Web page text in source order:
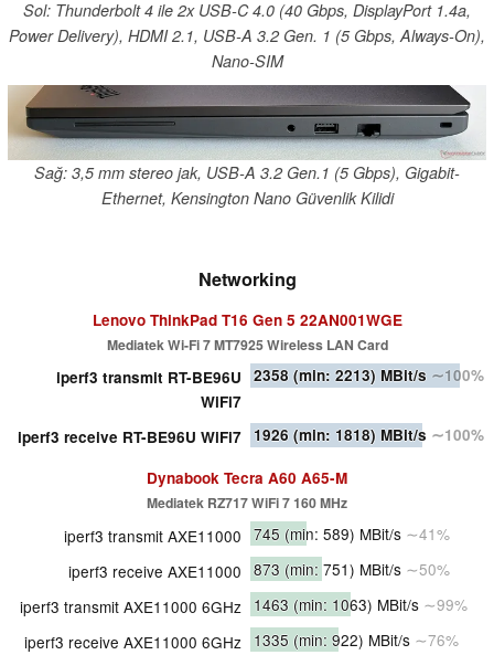
Sol: Thunderbolt 4 ile 2x USB-C 4.0 (40 Gbps, DisplayPort 1.4a,
Power Delivery), HDMI 2.1, USB-A 3.2 Gen. 1 (5 Gbps, Always-On),
Nano-SIM
Sağ: 3,5 mm stereo jak, USB-A 3.2 Gen.1 (5 Gbps), Gigabit-
Ethernet, Kensington Nano Güvenlik Kilidi
Networking
Lenovo ThinkPad T16 Gen 5 22AN001WGE
Mediatek Wi-Fi 7 MT7925 Wireless LAN Card
iperf3 transmit RT-BE96U
WiFi7
2358 (min: 2213) MBit/s ∼100%
iperf3 receive RT-BE96U WiFi7 1926 (min: 1818) MBit/s ∼100%
Dynabook Tecra A60 A65-M
Mediatek RZ717 WiFi 7 160 MHz
iperf3 transmit AXE11000 745 (min: 589) MBit/s ∼41%
iperf3 receive AXE11000 873 (min: 751) MBit/s ∼50%
iperf3 transmit AXE11000 6GHz 1463 (min: 1063) MBit/s ∼99%
iperf3 receive AXE11000 6GHz 1335 (min: 922) MBit/s ∼76%